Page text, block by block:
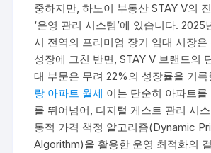
중하지만, 하노이 부동산 STAY V의
‘운영 관리 시스템’에 있습니다. 2025
시 전역의 프리미엄 장기 임대 시장
성장에 그친 반면, STAY V 브랜드의
대 부문은 무려 22%의 성장률을 기
랑 아파트 월세 이는 단순히 아파트를
를 뛰어넘어, 디지털 게스트 관리 시
동적 가격 책정 알고리즘(Dynamic
Algorithm)을 활용한 운영 최적화의